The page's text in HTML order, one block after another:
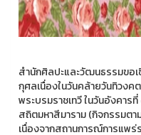
สำนักศิลปะและวัฒนธรรมขอ
กุศลเนื่องในวันคล้ายวันทิวงค
พระบรมราชเทวี ในวันอังคา
สถิตมหาสีมาราม (กิจกรรมต
เนื่องจากสถานการณ์การแพร่